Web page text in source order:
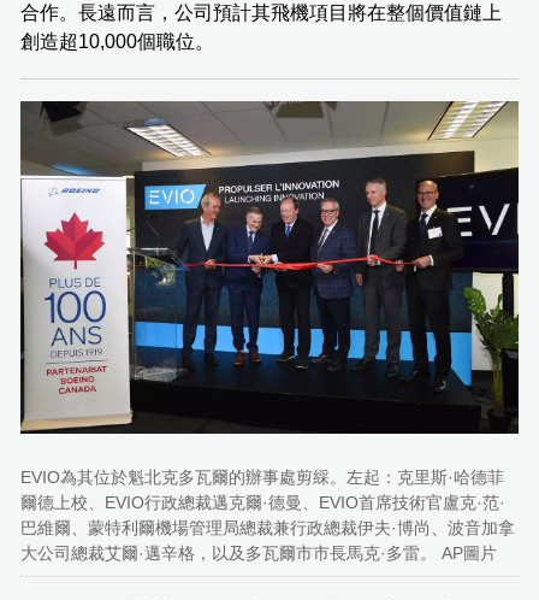
合作。長遠而言，公司預計其飛機項目將在整個價值鏈上
創造超10,000個職位。
EVIO為其位於魁北克多瓦爾的辦事處剪綵。左起：克里斯·哈德菲
爾德上校、EVIO行政總裁邁克爾·德曼、EVIO首席技術官盧克·范·
巴維爾、蒙特利爾機場管理局總裁兼行政總裁伊夫·博尚、波音加拿
大公司總裁艾爾·邁辛格，以及多瓦爾市市長馬克·多雷。 AP圖片